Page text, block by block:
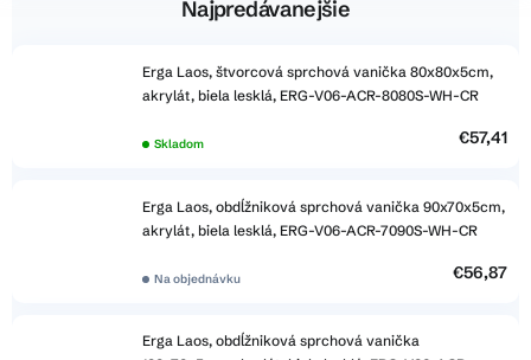
Najpredávanejšie
Erga Laos, štvorcová sprchová vanička 80x80x5cm,
akrylát, biela lesklá, ERG-V06-ACR-8080S-WH-CR
Skladom €57,41
Erga Laos, obdĺžniková sprchová vanička 90x70x5cm,
akrylát, biela lesklá, ERG-V06-ACR-7090S-WH-CR
Na objednávku €56,87
Erga Laos, obdĺžniková sprchová vanička